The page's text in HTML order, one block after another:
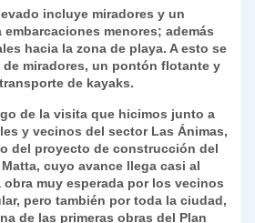
incluye miradores y un
menores; además
hacia la zona de playa. A esto se
miradores, un pontón flotante y
de kayaks.
de la visita que hicimos junto a
y vecinos del sector Las Ánimas,
del proyecto de construcción del
cuyo avance llega casi al
obra muy esperada por los vecinos
pero también por toda la ciudad,
de las primeras obras del Plan